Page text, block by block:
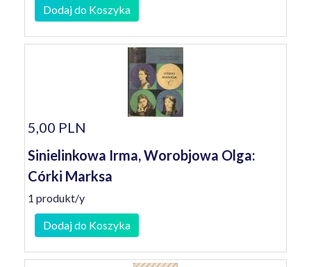
Dodaj do Koszyka
5,00 PLN
Sinielinkowa Irma, Worobjowa Olga:
Córki Marksa
1 produkt/y
Dodaj do Koszyka